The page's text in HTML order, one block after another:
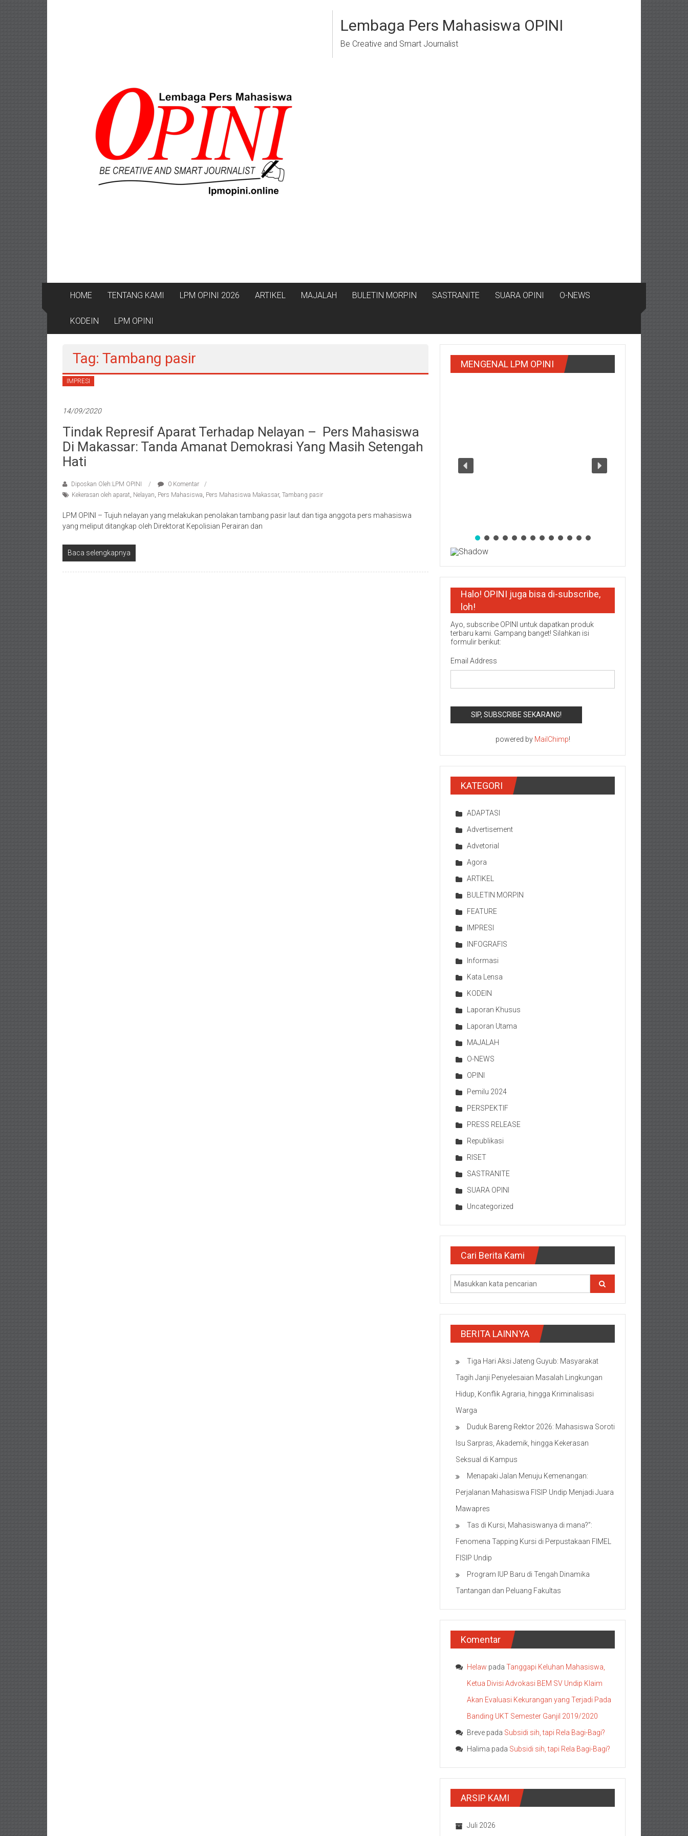
Lembaga Pers Mahasiswa OPINI
Be Creative and Smart Journalist
HOME TENTANG KAMI LPM OPINI 2026 ARTIKEL MAJALAH BULETIN MORPIN SASTRANITE SUARA OPINI O-NEWS
KODEIN LPM OPINI
Tag: Tambang pasir
IMPRESI
14/09/2020
Tindak Represif Aparat Terhadap Nelayan – Pers Mahasiswa
Di Makassar: Tanda Amanat Demokrasi Yang Masih Setengah
Hati
Diposkan Oleh:LPM OPINI
0 Komentar
Kekerasan oleh aparat, Nelayan, Pers Mahasiswa, Pers Mahasiswa Makassar, Tambang pasir
LPM OPINI – Tujuh nelayan yang melakukan penolakan tambang pasir laut dan tiga anggota pers mahasiswa
yang meliput ditangkap oleh Direktorat Kepolisian Perairan dan
Baca selengkapnya
MENGENAL LPM OPINI
Halo! OPINI juga bisa di-subscribe,
loh!
Ayo, subscribe OPINI untuk dapatkan produk
terbaru kami. Gampang banget! Silahkan isi
formulir berikut:
Email Address
powered by MailChimp!
KATEGORI
ADAPTASI
Advertisement
Advetorial
Agora
ARTIKEL
BULETIN MORPIN
FEATURE
IMPRESI
INFOGRAFIS
Informasi
Kata Lensa
KODEIN
Laporan Khusus
Laporan Utama
MAJALAH
O-NEWS
OPINI
Pemilu 2024
PERSPEKTIF
PRESS RELEASE
Republikasi
RISET
SASTRANITE
SUARA OPINI
Uncategorized
Cari Berita Kami
BERITA LAINNYA
Tiga Hari Aksi Jateng Guyub: Masyarakat
Tagih Janji Penyelesaian Masalah Lingkungan
Hidup, Konflik Agraria, hingga Kriminalisasi
Warga
Duduk Bareng Rektor 2026: Mahasiswa Soroti
Isu Sarpras, Akademik, hingga Kekerasan
Seksual di Kampus
Menapaki Jalan Menuju Kemenangan:
Perjalanan Mahasiswa FISIP Undip Menjadi Juara
Mawapres
Tas di Kursi, Mahasiswanya di mana?”:
Fenomena Tapping Kursi di Perpustakaan FIMEL
FISIP Undip
Program IUP Baru di Tengah Dinamika
Tantangan dan Peluang Fakultas
Komentar
Helaw pada Tanggapi Keluhan Mahasiswa,
Ketua Divisi Advokasi BEM SV Undip Klaim
Akan Evaluasi Kekurangan yang Terjadi Pada
Banding UKT Semester Ganjil 2019/2020
Breve pada Subsidi sih, tapi Rela Bagi-Bagi?
Halima pada Subsidi sih, tapi Rela Bagi-Bagi?
ARSIP KAMI
Juli 2026